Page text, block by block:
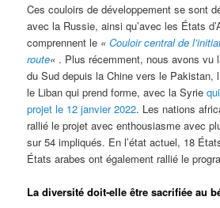
Ces couloirs de développement se sont
avec la Russie, ainsi qu’avec les États
comprennent le «Couloir central de
route« . Plus récemment, nous avons vu
du Sud depuis la Chine vers le Pakistan,
le Liban qui prend forme, avec la Syrie
projet le 12 janvier 2022. Les nations
rallié le projet avec enthousiasme avec
sur 54 impliqués. En l’état actuel, 18
États arabes ont également rallié le
La diversité doit-elle être sacrifiée au